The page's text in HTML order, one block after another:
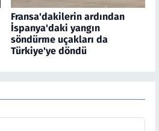
Fransa'dakilerin ardından
İspanya'daki yangın
söndürme uçakları da
Türkiye'ye döndü